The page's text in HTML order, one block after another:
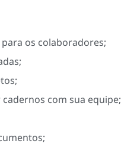
os colaboradores;
com sua equipe;